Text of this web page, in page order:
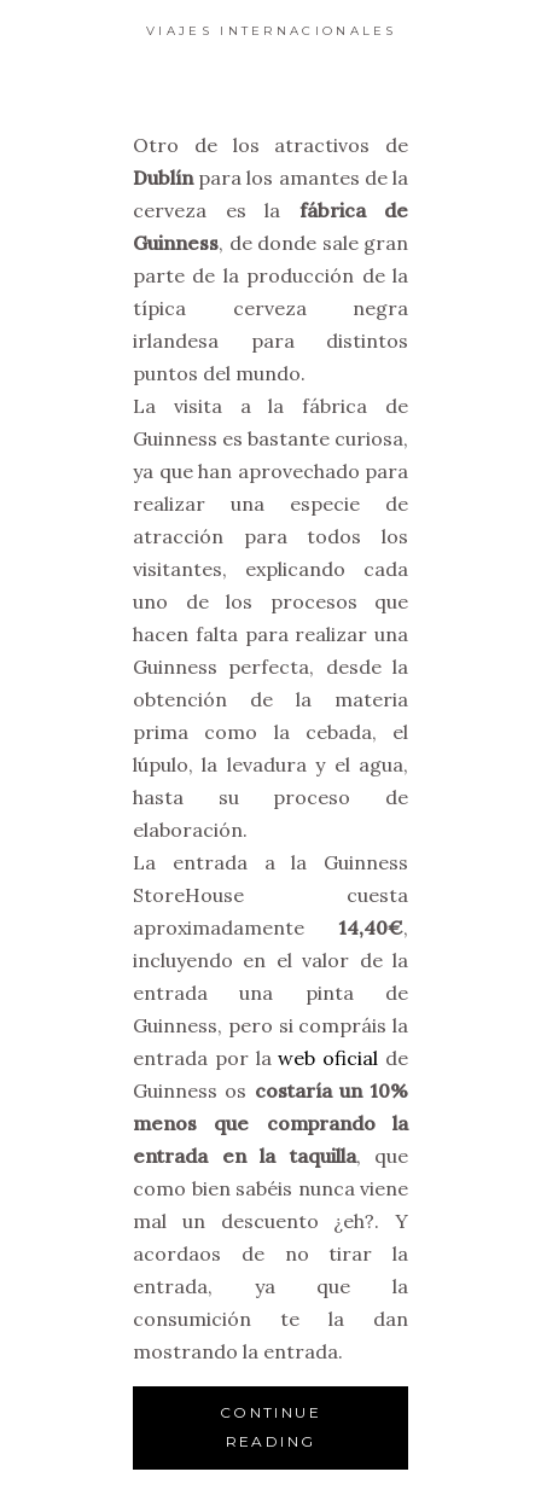
VIAJES INTERNACIONALES
Otro de los atractivos de
Dublínpara los amantes de la
cerveza es la fábrica de
Guinness, de donde sale gran
parte de la producción de la
típica cerveza negra
irlandesa para distintos
puntos del mundo.
La visita a la fábrica de
Guinness es bastante curiosa,
ya que han aprovechado para
realizar una especie de
atracción para todos los
visitantes, explicando cada
uno de los procesos que
hacen falta para realizar una
Guinness perfecta, desde la
obtención de la materia
prima como la cebada, el
lúpulo, la levadura y el agua,
hasta su proceso de
elaboración.
La entrada a la Guinness
StoreHouse cuesta
aproximadamente 14,40€,
incluyendo en el valor de la
entrada una pinta de
Guinness, pero si compráis la
entrada por laweb oficial de
Guinness os costaría un 10%
menos que comprando la
entrada en la taquilla, que
como bien sabéis nunca viene
mal un descuento ¿eh?. Y
acordaos de no tirar la
entrada, ya que la
consumición te la dan
mostrando la entrada.
CONTINUE
READING